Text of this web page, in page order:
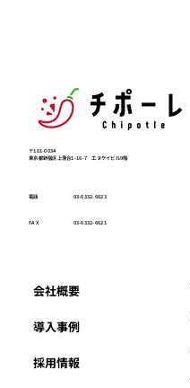
〒161-0034
東京都新宿区上落合1-16-7 エヌケイビル9階
電話
FAX
03-6332-6623
03-6332-6621
会社概要
導入事例
採用情報